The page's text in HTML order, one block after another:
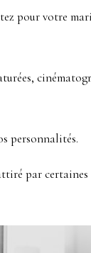
pour votre
personnalités.
par certaines